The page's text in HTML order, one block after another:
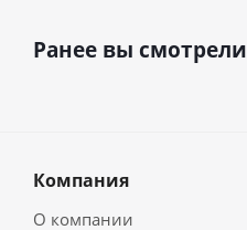
Ранее вы смотрели
Компания
О компании